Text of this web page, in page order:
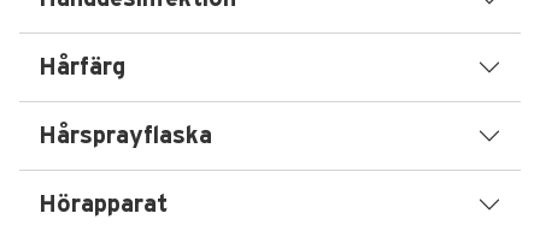
Hårfärg
Hårsprayflaska
Hörapparat